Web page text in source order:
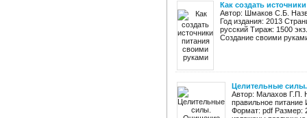
Как создать
Автор: Шмаков С.Б.
Год издания: 2013
русский Тираж: 1500
Создание своими
Целительные
Автор: Малахов Г.П.
правильное
Формат: pdf Размер: